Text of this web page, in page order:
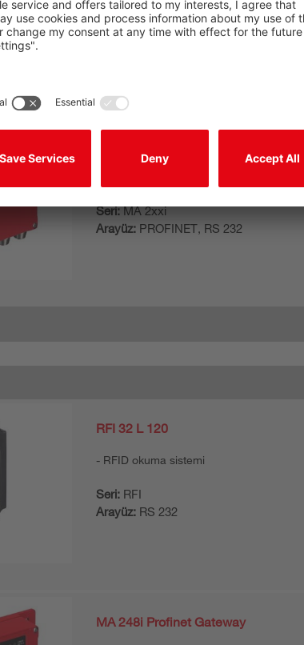
Seri:RFM
Arayüz:RS 232
Seri:MA 2xxi
Arayüz: PROFINET, RS 232
RFI 32 L 120
RFID okuma sistemi
Seri: RFI
Arayüz: RS 232
MA 248i Profinet Gateway